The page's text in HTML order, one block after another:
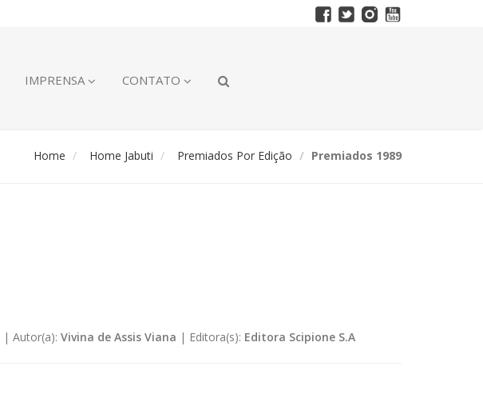
IMPRENSA CONTATO
Home Home Jabuti Premiados Por Edição Premiados 1989
| Autor(a): Vivina de Assis Viana | Editora(s): Editora Scipione S.A